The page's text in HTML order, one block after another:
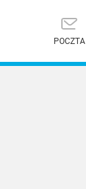
POCZTA